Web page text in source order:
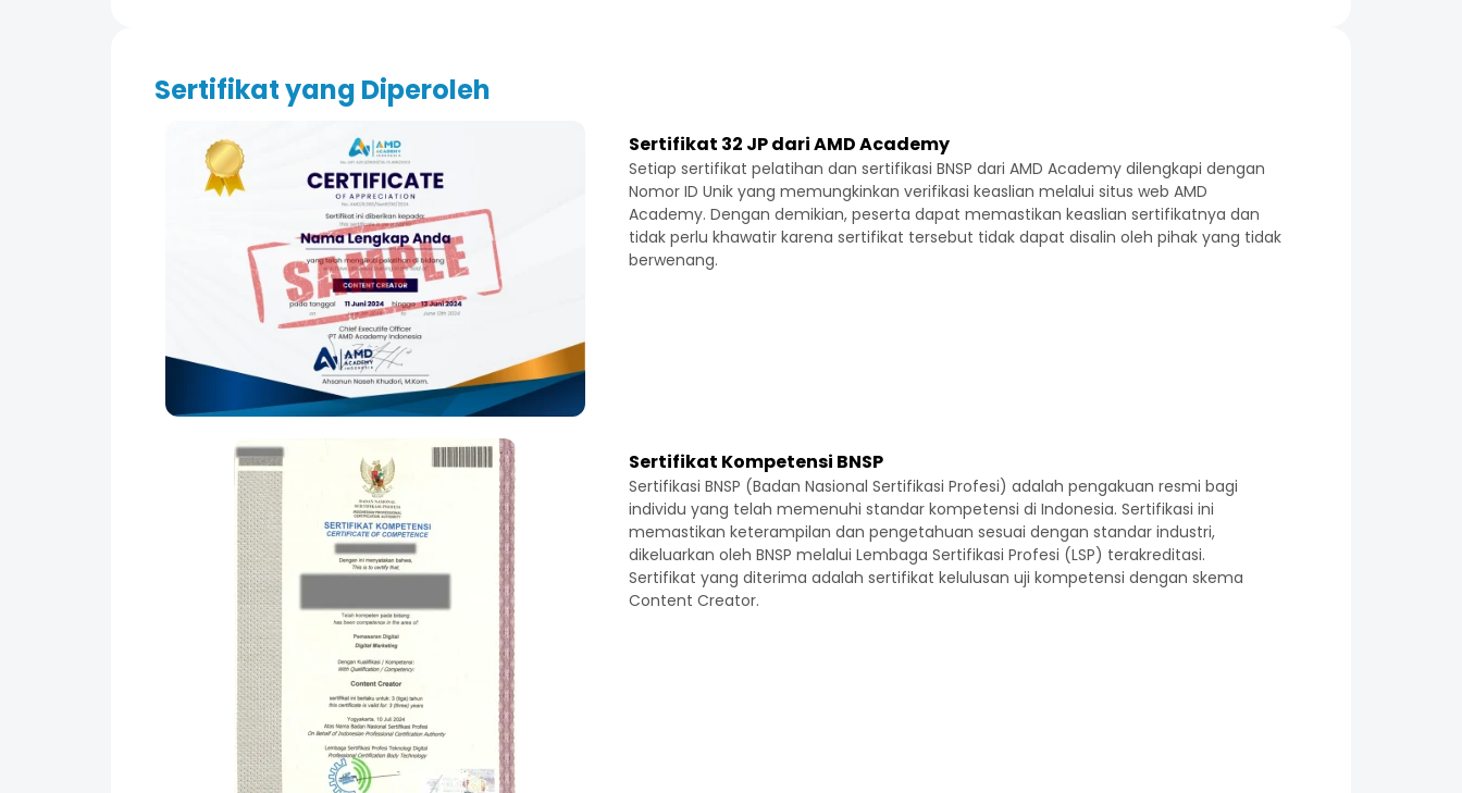
Sertifikat yang Diperoleh
Sertifikat 32 JP dari AMD Academy
Setiap sertifikat pelatihan dan sertifikasi BNSP dari AMD Academy dilengkapi dengan
Nomor ID Unik yang memungkinkan verifikasi keaslian melalui situs web AMD
Academy. Dengan demikian, peserta dapat memastikan keaslian sertifikatnya dan
tidak perlu khawatir karena sertifikat tersebut tidak dapat disalin oleh pihak yang tidak
berwenang.
Sertifikat Kompetensi BNSP
Sertifikasi BNSP (Badan Nasional Sertifikasi Profesi) adalah pengakuan resmi bagi
individu yang telah memenuhi standar kompetensi di Indonesia. Sertifikasi ini
memastikan keterampilan dan pengetahuan sesuai dengan standar industri,
dikeluarkan oleh BNSP melalui Lembaga Sertifikasi Profesi (LSP) terakreditasi.
Sertifikat yang diterima adalah sertifikat kelulusan uji kompetensi dengan skema
Content Creator.